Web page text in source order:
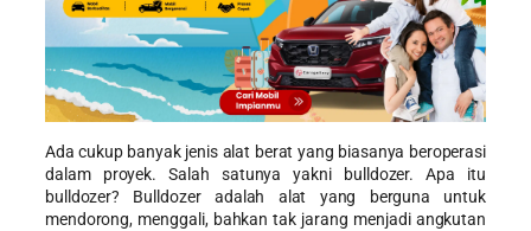
Ada cukup banyak jenis alat berat yang biasanya beroperasi
dalam proyek. Salah satunya yakni bulldozer. Apa itu
bulldozer? Bulldozer adalah alat yang berguna untuk
mendorong, menggali, bahkan tak jarang menjadi angkutan